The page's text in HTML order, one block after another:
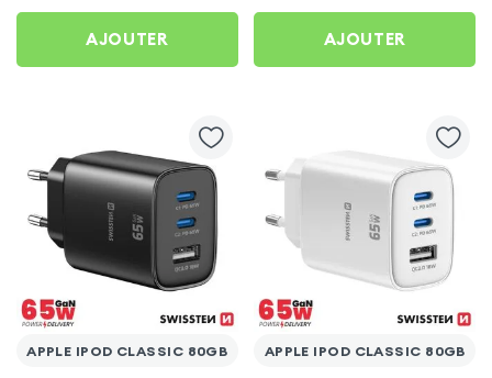
AJOUTER AJOUTER
APPLE IPOD CLASSIC 80GB APPLE IPOD CLASSIC 80GB